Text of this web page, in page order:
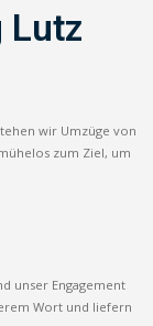
Lutz
wir Umzüge von
zum Ziel, um
unser Engagement
Wort und liefern